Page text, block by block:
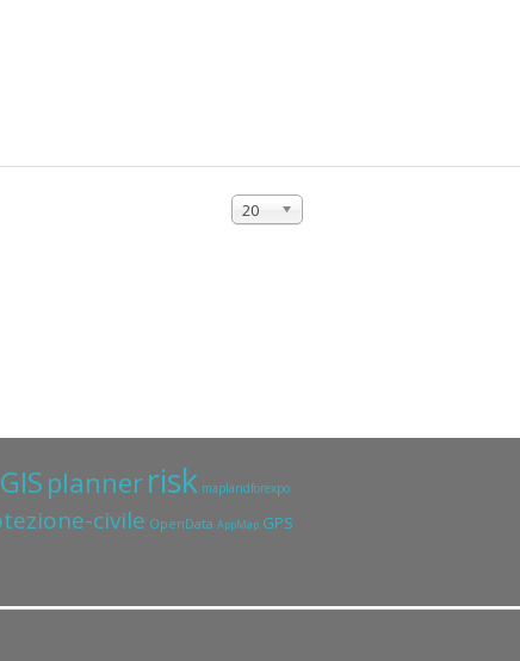
20
GIS plannerrisk maplandforexpo
civile OpenData AppMap GPS